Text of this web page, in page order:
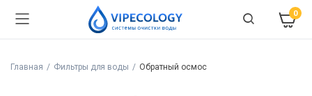
0
Главная Фильтры для воды Обратный осмос